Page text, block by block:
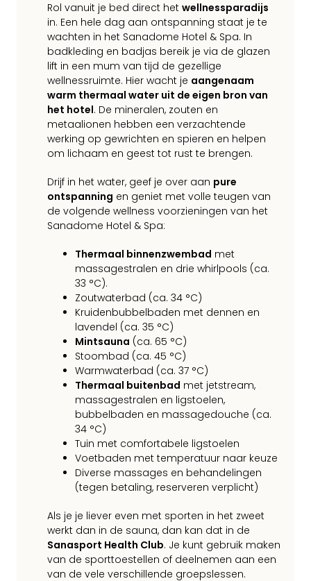
Rol vanuit je bed direct het wellnessparadijs
in. Een hele dag aan ontspanning staat je te
wachten in het Sanadome Hotel & Spa. In
badkleding en badjas bereik je via de glazen
lift in een mum van tijd de gezellige
wellnessruimte. Hier wacht je aangenaam
warm thermaal water uit de eigen bron van
het hotel. De mineralen, zouten en
metaalionen hebben een verzachtende
werking op gewrichten en spieren en helpen
om lichaam en geest tot rust te brengen.
Drijf in het water, geef je over aan pure
ontspanning en geniet met volle teugen van
de volgende wellness voorzieningen van het
Sanadome Hotel & Spa:
Thermaal binnenzwembad met
massagestralen en drie whirlpools (ca.
33 °C).
Zoutwaterbad (ca. 34 °C)
Kruidenbubbelbaden met dennen en
lavendel (ca. 35 °C)
Mintsauna (ca. 65 °C)
Stoombad (ca. 45 °C)
Warmwaterbad (ca. 37 °C)
Thermaal buitenbad met jetstream,
massagestralen en ligstoelen,
bubbelbaden en massagedouche (ca.
34 °C)
Tuin met comfortabele ligstoelen
Voetbaden met temperatuur naar keuze
Diverse massages en behandelingen
(tegen betaling, reserveren verplicht)
Als je je liever even met sporten in het zweet
werkt dan in de sauna, dan kan dat in de
Sanasport Health Club. Je kunt gebruik maken
van de sporttoestellen of deelnemen aan een
van de vele verschillende groepslessen.